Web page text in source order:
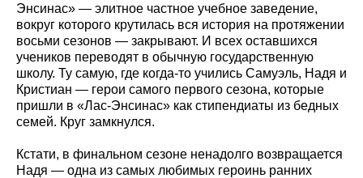
Энсинас» — элитное частное учебное заведение,
вокруг которого крутилась вся история на протяжении
восьми сезонов — закрывают. И всех оставшихся
учеников переводят в обычную государственную
школу. Ту самую, где когда-то учились Самуэль, Надя и
Кристиан — герои самого первого сезона, которые
пришли в «Лас-Энсинас» как стипендиаты из бедных
семей. Круг замкнулся.
Кстати, в финальном сезоне ненадолго возвращается
Надя — одна из самых любимых героинь ранних